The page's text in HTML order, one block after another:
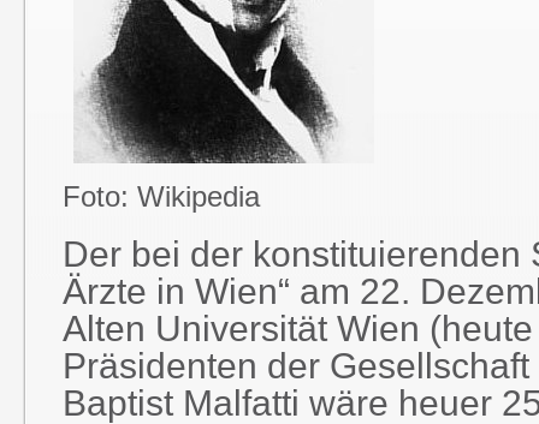
Foto: Wikipedia
Der bei der konstituierenden
Ärzte in Wien“ am 22.
Alten Universität Wien
Präsidenten der
Baptist Malfatti wäre heuer